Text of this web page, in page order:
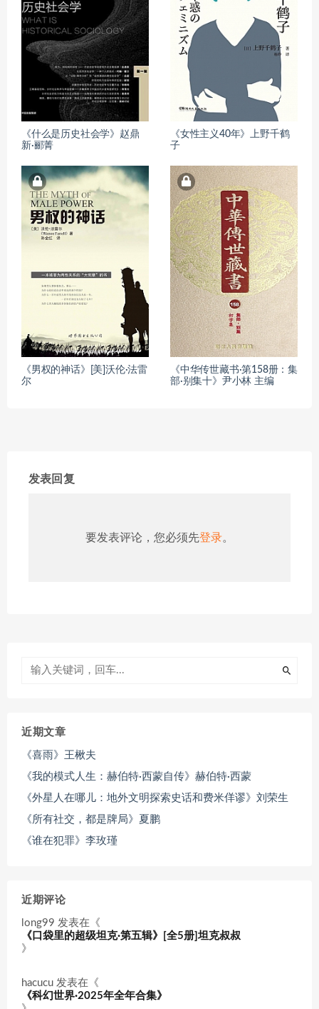
《什么是历史社会学》赵鼎
新·郦菁
《女性主义40年》上野千鹤
子
《男权的神话》[美]沃伦·法雷
尔
《中华传世藏书·第158册：集
部·别集十》尹小林 主编
发表回复
要发表评论，您必须先登录。
近期文章
《喜雨》王楸夫
《我的模式人生：赫伯特·西蒙自传》赫伯特·西蒙
《外星人在哪儿：地外文明探索史话和费米佯谬》刘荣生
《所有社交，都是牌局》夏鹏
《谁在犯罪》李玫瑾
近期评论
long99 发表在《
《口袋里的超级坦克·第五辑》[全5册]坦克叔叔
》
hacucu 发表在《
《科幻世界·2025年全年合集》